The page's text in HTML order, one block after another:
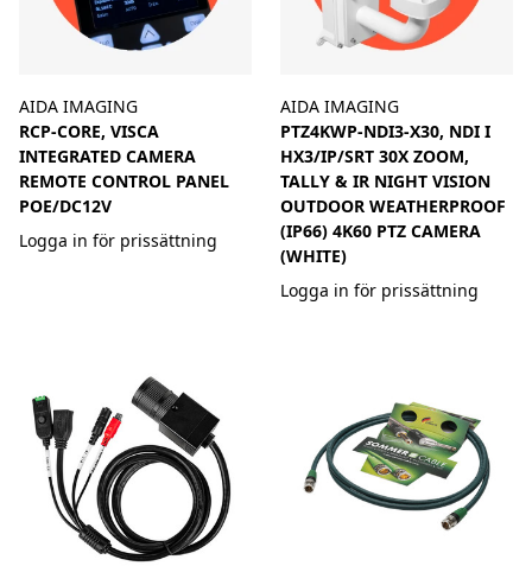
AIDA IMAGING
RCP-CORE, VISCA
INTEGRATED CAMERA
REMOTE CONTROL PANEL
POE/DC12V
Logga in för prissättning
AIDA IMAGING
PTZ4KWP-NDI3-X30, NDI I
HX3/IP/SRT 30X ZOOM,
TALLY & IR NIGHT VISION
OUTDOOR WEATHERPROOF
(IP66) 4K60 PTZ CAMERA
(WHITE)
Logga in för prissättning